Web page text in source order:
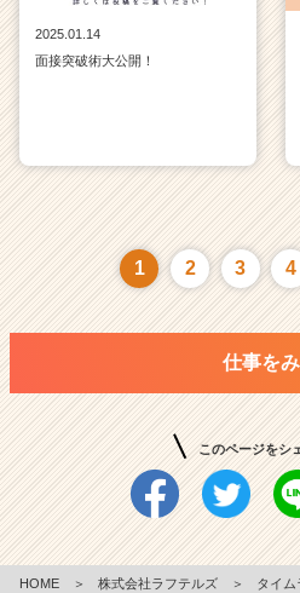
2025.01.14
面接突破術大公開！
1 2 3 4
仕事を
このページをシ
HOME ＞ 株式会社ラフテルズ ＞ タイム